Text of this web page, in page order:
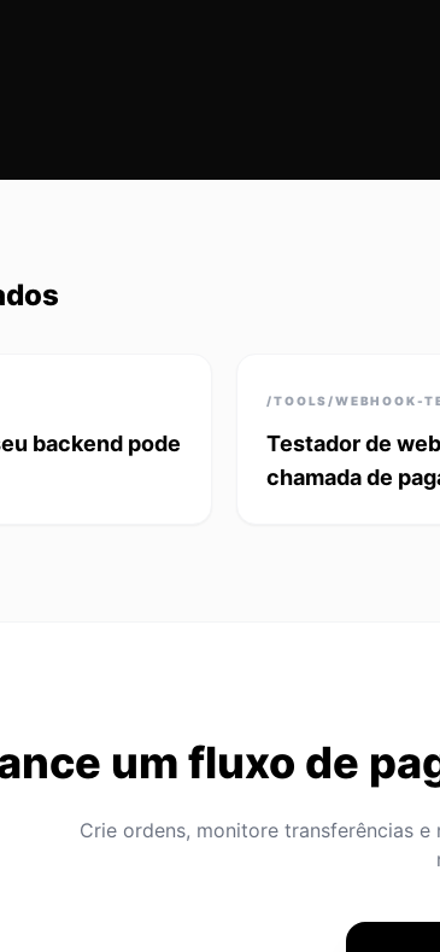
backend pode
/TOOLS/WEBHOOK-
Testador de
chamada de
um fluxo de
Crie ordens, monitore transferências